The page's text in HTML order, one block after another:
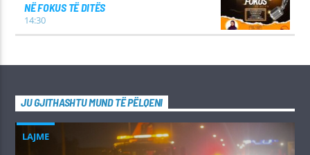
NË FOKUS TË DITËS
14:30
JU GJITHASHTU MUND TË PËLQENI
LAJME